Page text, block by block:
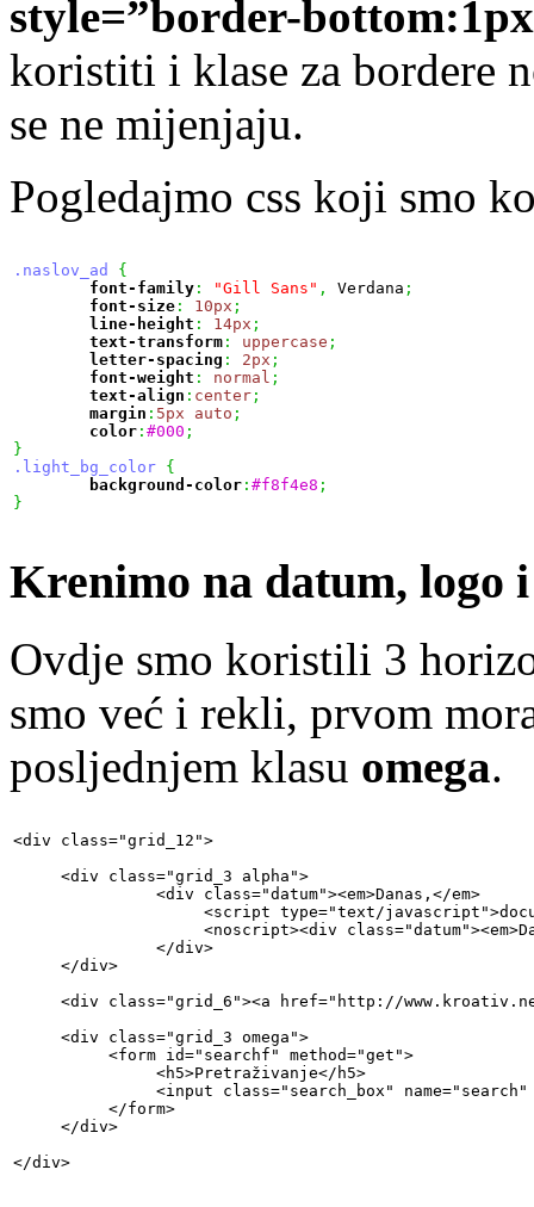
style=”border-
koristiti i klase za bordere
se ne mijenjaju.
Pogledajmo css koji smo
.naslov_ad
{
font-family : "Gill Sans" , Verdana ;
font-size : 10px ;
line-height : 14px ;
text-transform : uppercase ;
letter-spacing : 2px ;
font-weight : normal ;
text-align : center ;
margin : 5px auto ;
color : #000 ;
}
.light_bg_color {
background-color : #f8f4e8 ;
}
Krenimo na datum, logo
Ovdje smo koristili 3
smo već i rekli, prvom
posljednjem klasu omega.
<div class="grid_12">
     <div class="grid_3 alpha">
               <div class="datum"><em>Danas,</em>
<script type="text/
<noscript><div
               </div>
     </div>
<div class="grid_6"><a href="http://
     <div class="grid_3 omega">
          <form id="searchf" method="get">
               <h5>Pretraživanje</h5>
<input class="search_box"
          </form>
     </div>
</div>